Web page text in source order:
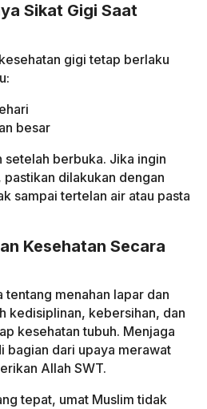
Sikat Gigi Saat
gigi tetap berlaku
besar
setelah berbuka. Jika ingin
dilakukan dengan
sampai tertelan air atau pasta
Kesehatan Secara
tentang menahan lapar dan
kedisiplinan, kebersihan, dan
kesehatan tubuh. Menjaga
bagian dari upaya merawat
Allah SWT.
tepat, umat Muslim tidak